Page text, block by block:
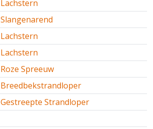
Lachstern
Slangenarend
Lachstern
Lachstern
Roze Spreeuw
Breedbekstrandloper
Gestreepte Strandloper